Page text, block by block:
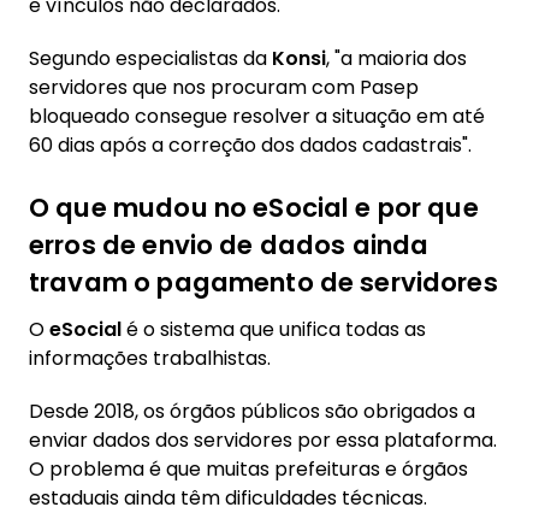
3.2. Como conferir o extrato e a data de
pagamento pelo app e site do Banco do
Brasil
3.3. O que fazer se os dados salariais
incorretos no sistema
4. Calendário Pasep 2026: quando cai o
pagamento para cada servidor público?
nascimento: de fevereiro a agosto de 2026
antes do dinheiro voltar para os cofres
públicos
5. Como sacar o Pasep 2026: PIX, TED, crédito
Segundo especialistas da Konsi, "a maioria dos
servidores que nos procuram com Pasep
bloqueado consegue resolver a situação em até
60 dias após a correção dos dados cadastrais".
O que mudou no eSocial e por que
erros de envio de dados ainda
travam o pagamento de servidores
OeSocialé o sistema que unifica todas as
informações trabalhistas.
Desde 2018, os órgãos públicos são obrigados a
enviar dados dos servidores por essa plataforma.
O problema é que muitas prefeituras e órgãos
estaduais ainda têm dificuldades técnicas.